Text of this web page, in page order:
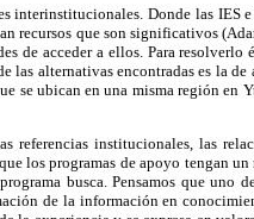
interinstitucionales. Donde las IES
recursos que son significativos
de acceder a ellos. Para resolverlo
alternativas encontradas es la de
ubican en una misma región en
referencias institucionales, las
los programas de apoyo tengan
busca. Pensamos que uno
de la información en